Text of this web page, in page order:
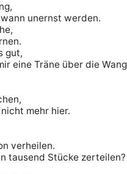
unernst werden.
gut,
eine Träne über die
mehr hier.
verheilen.
tausend Stücke zerteilen?